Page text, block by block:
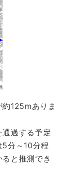
125mありま
過する予定
分～10分程
と推測でき